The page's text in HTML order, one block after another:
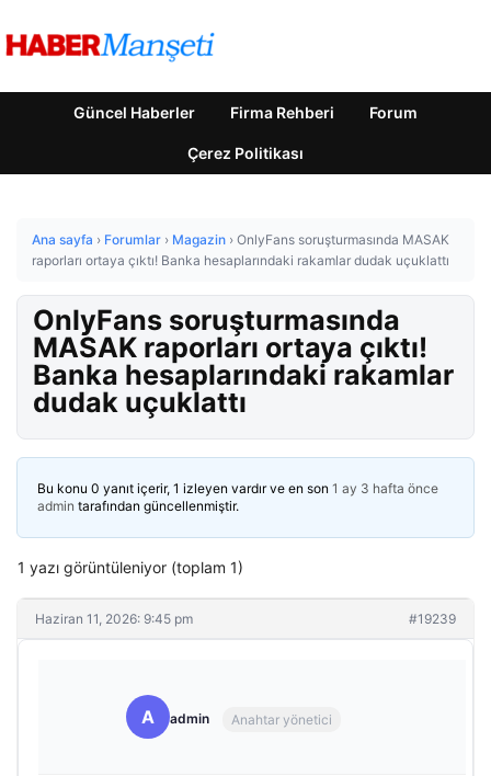
Güncel Haberler Firma Rehberi Forum
Çerez Politikası
Ana sayfa › Forumlar › Magazin › OnlyFans soruşturmasında MASAK
raporları ortaya çıktı! Banka hesaplarındaki rakamlar dudak uçuklattı
OnlyFans soruşturmasında
MASAK raporları ortaya çıktı!
Banka hesaplarındaki rakamlar
dudak uçuklattı
Bu konu 0 yanıt içerir, 1 izleyen vardır ve en son 1 ay 3 hafta önce
admin tarafından güncellenmiştir.
1 yazı görüntüleniyor (toplam 1)
Haziran 11, 2026: 9:45 pm #19239
A admin Anahtar yönetici